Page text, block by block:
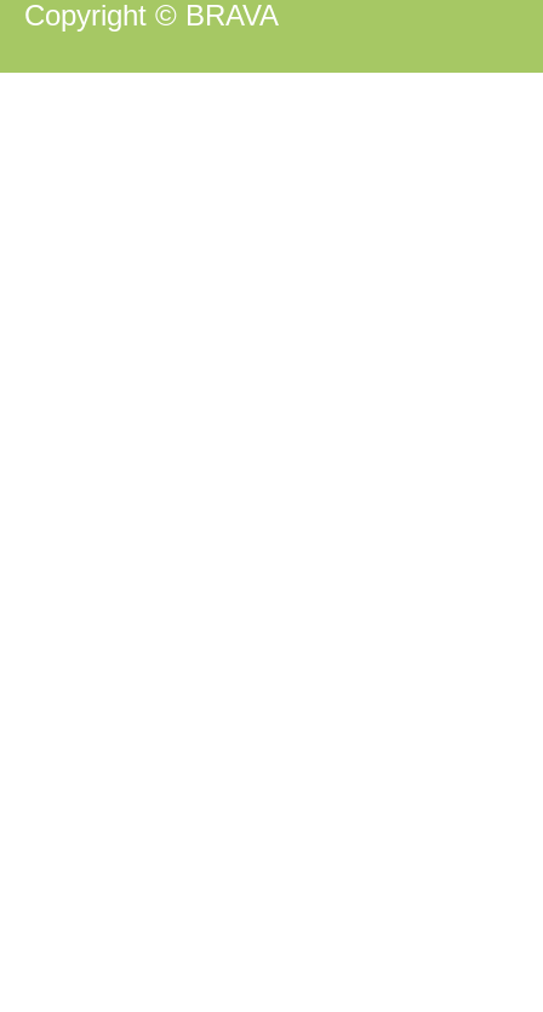
Copyright © BRAVA